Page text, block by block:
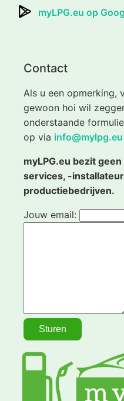
myLPG.eu op
Contact
Als u een opmerking,
gewoon hoi wil
onderstaande
op via info@mylpg.eu
myLPG.eu bezit
services, -
productiebedrijven.
Jouw email: